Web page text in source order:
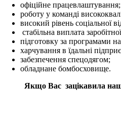
офіційне працевлаштування;
роботу у команді
високий рівень соціальної
стабільна виплата
підготовку за програмами
харчування в їдальні
забезпечення спецодягом;
обладнане бомбосховище.
Якщо Вас зацікавила